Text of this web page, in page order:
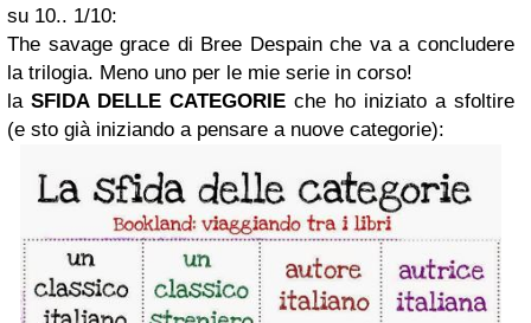
su 10.. 1/10:
The savage grace di Bree Despain che va a concludere
la trilogia. Meno uno per le mie serie in corso!
la SFIDA DELLE CATEGORIE che ho iniziato a sfoltire
(e sto già iniziando a pensare a nuove categorie):